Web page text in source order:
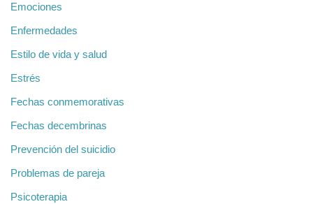
Emociones
Enfermedades
Estilo de vida y salud
Estrés
Fechas conmemorativas
Fechas decembrinas
Prevención del suicidio
Problemas de pareja
Psicoterapia